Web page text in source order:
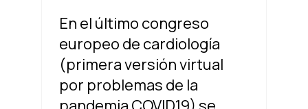
En el último congreso
europeo de cardiología
(primera versión virtual
por problemas de la